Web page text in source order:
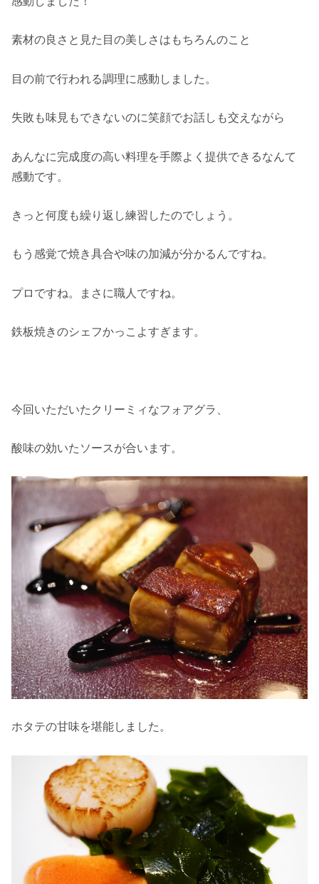
素材の良さと見た目の美しさはもちろんのこと
目の前で行われる調理に感動しました。
失敗も味見もできないのに笑顔でお話しも交えながら
あんなに完成度の高い料理を手際よく提供できるなんて
感動です。
きっと何度も繰り返し練習したのでしょう。
もう感覚で焼き具合や味の加減が分かるんですね。
プロですね。まさに職人ですね。
鉄板焼きのシェフかっこよすぎます。
今回いただいたクリーミィなフォアグラ、
酸味の効いたソースが合います。
ホタテの甘味を堪能しました。